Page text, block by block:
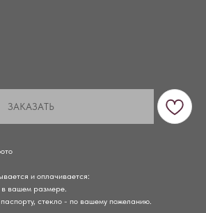
ЗАКАЗАТЬ
и оплачивается:
вашем размере.
стекло - по вашему пожеланию.